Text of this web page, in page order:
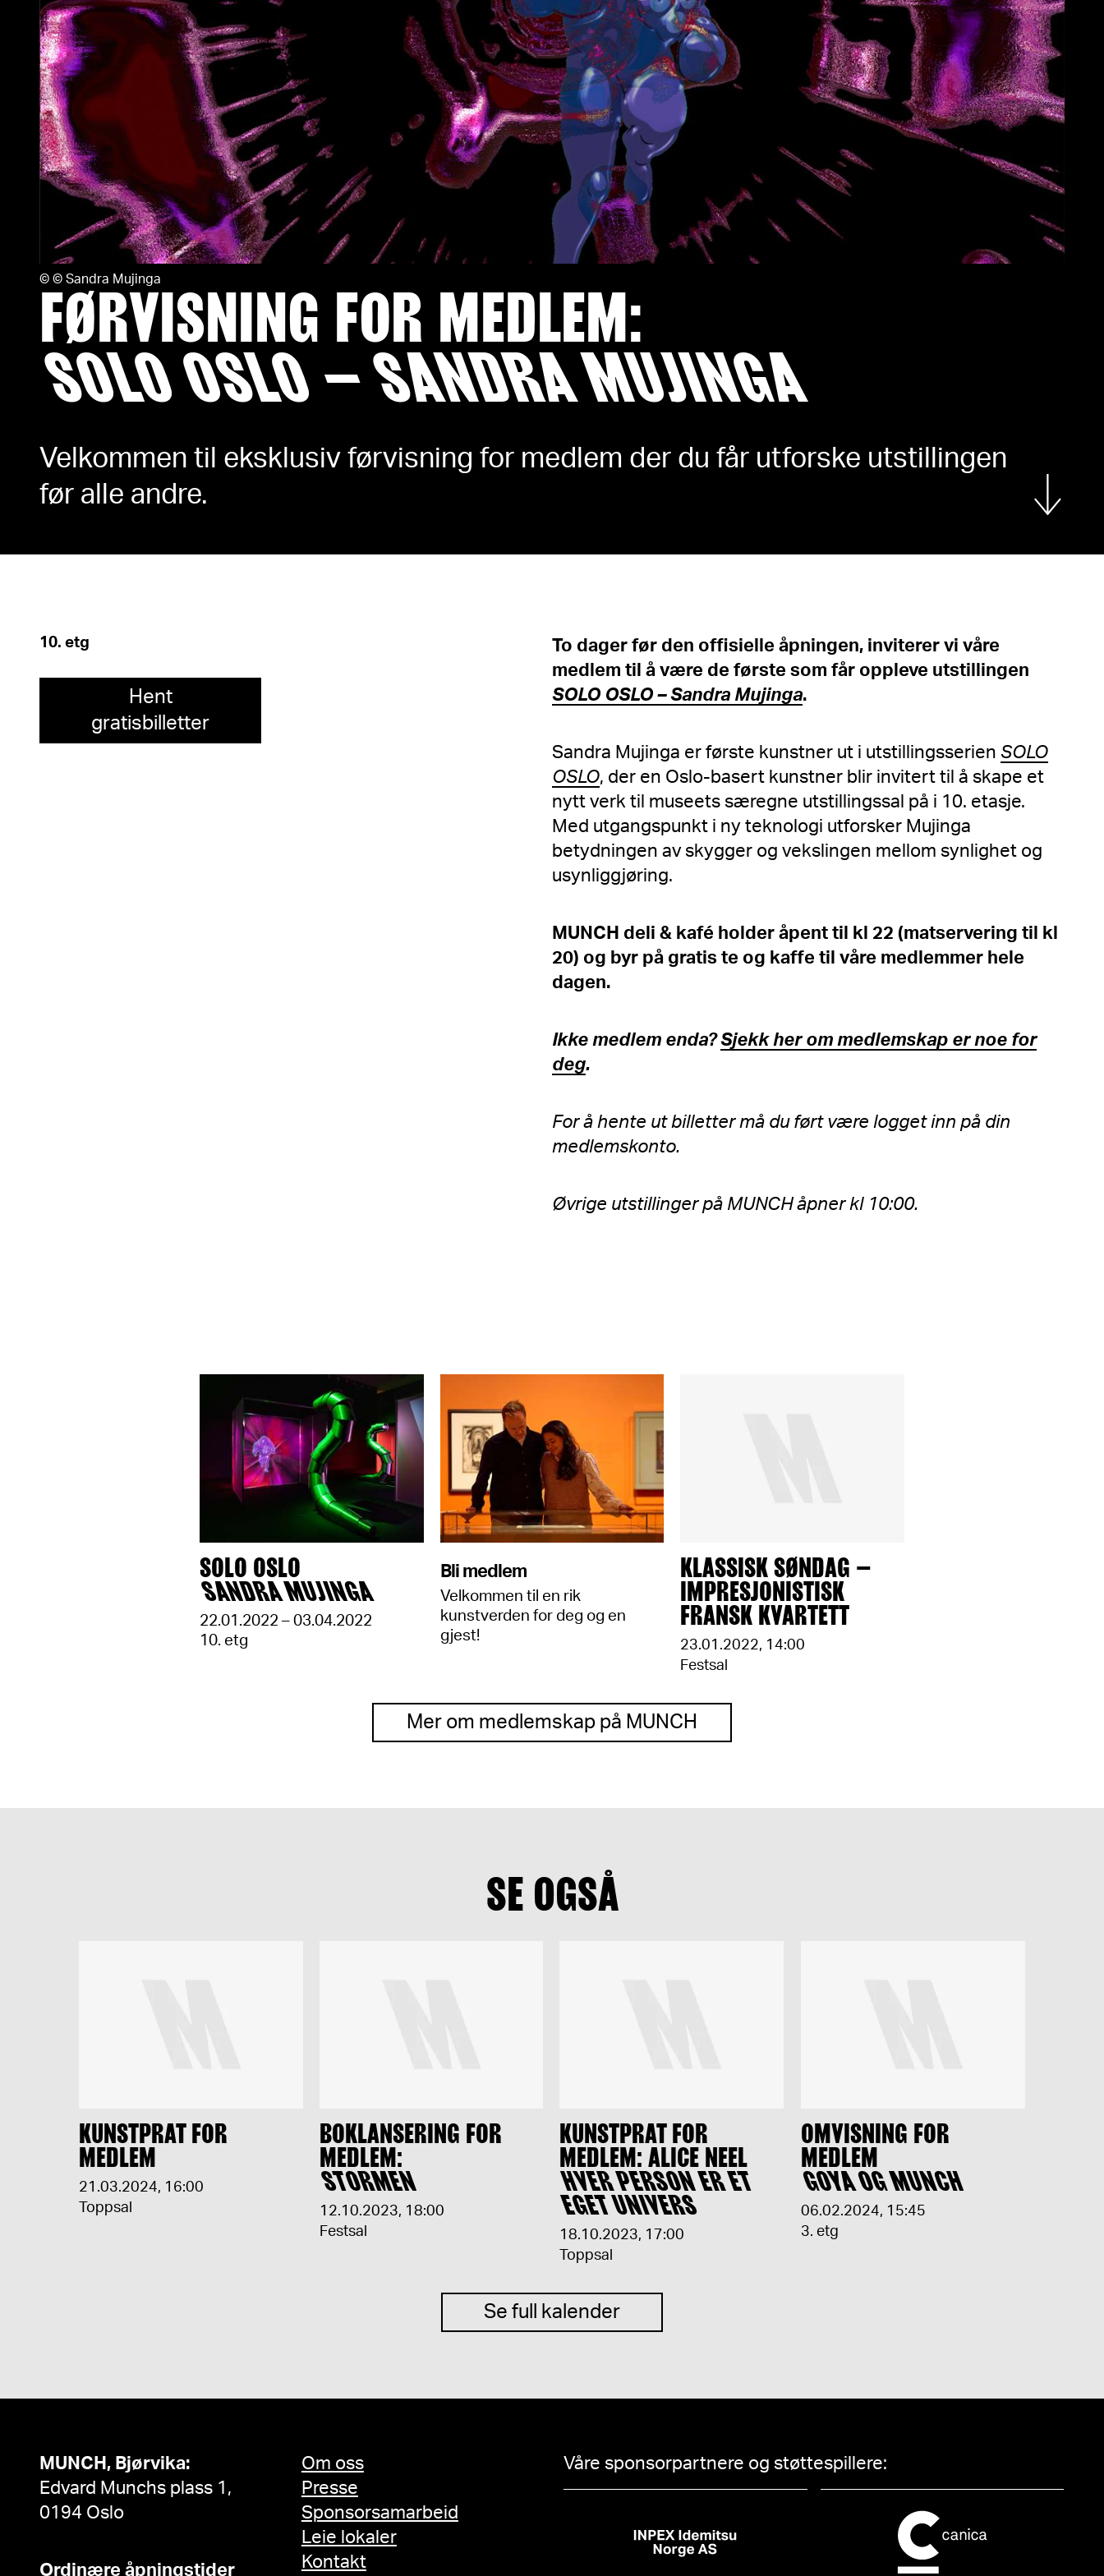
FØRVISNING FOR MEDLEM:
SOLO OSLO – SANDRA MUJINGA
Velkommen til eksklusiv førvisning for medlem der du får utforske utstillingen
før alle andre.
Vis mer
© © Sandra Mujinga
10. etg
Hent
gratisbilletter
To dager før den offisielle åpningen, inviterer vi våre
medlem til å være de første som får oppleve utstillingen
SOLO OSLO – Sandra Mujinga.
Sandra Mujinga er første kunstner ut i utstillingsserien SOLO
OSLO, der en Oslo-basert kunstner blir invitert til å skape et
nytt verk til museets særegne utstillingssal på i 10. etasje.
Med utgangspunkt i ny teknologi utforsker Mujinga
betydningen av skygger og vekslingen mellom synlighet og
usynliggjøring.
MUNCH deli & kafé holder åpent til kl 22 (matservering til kl
20) og byr på gratis te og kaffe til våre medlemmer hele
dagen.
Ikke medlem enda?Sjekk her om medlemskap er noe for
deg.
For å hente ut billetter må du ført være logget inn på din
medlemskonto.
Øvrige utstillinger på MUNCH åpner kl 10:00.
SOLO OSLO
SANDRA MUJINGA
22.01.2022 – 03.04.2022
10. etg
Bli medlem
Velkommen til en rik
kunstverden for deg og en
gjest!
KLASSISK SØNDAG –
IMPRESJONISTISK
FRANSK KVARTETT
23.01.2022, 14:00
Festsal
Mer om medlemskap på MUNCH
SE OGSÅ
KUNSTPRAT FOR
MEDLEM
21.03.2024, 16:00
Toppsal
BOKLANSERING FOR
MEDLEM:
STORMEN
12.10.2023, 18:00
Festsal
KUNSTPRAT FOR
MEDLEM: ALICE NEEL
HVER PERSON ER ET
EGET UNIVERS
18.10.2023, 17:00
Toppsal
OMVISNING FOR
MEDLEM
GOYA OG MUNCH
06.02.2024, 15:45
3. etg
Se full kalender
MUNCH, Bjørvika:
Edvard Munchs plass 1,
0194 Oslo
Ordinære åpningstider
Om oss
Presse
Sponsorsamarbeid
Leie lokaler
Kontakt
Våre sponsorpartnere og støttespillere: